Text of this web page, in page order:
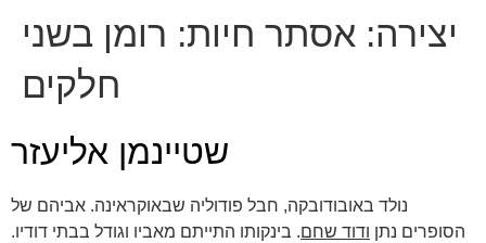
יצירה: אסתר חיות: רומן בשני
חלקים
שטיינמן אליעזר
נולד באובודובקה, חבל פודוליה שבאוקראינה. אביהם של
הסופרים נתן ודוד שחם. בינקותו התייתם מאביו וגודל בבתי דודיו.